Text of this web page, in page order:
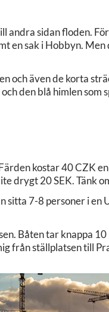
andra sidan floden.
en sak i Hobbyn.
och även de korta
den blå himlen som
kostar 40 CZK
drygt 20 SEK. Tänk
sitta 7-8 personer i
Båten tar knappa
från ställplatsen till